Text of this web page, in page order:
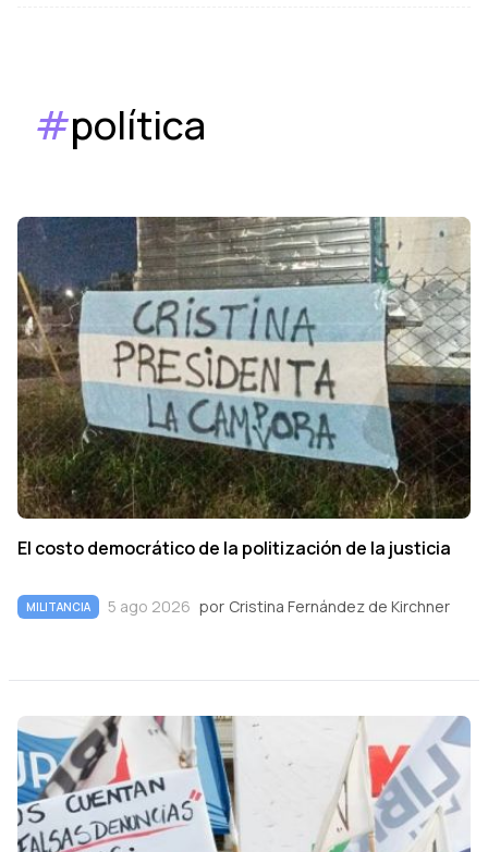
#política
El costo democrático de la politización de la justicia
MILITANCIA 5 ago 2026 por Cristina Fernández de Kirchner